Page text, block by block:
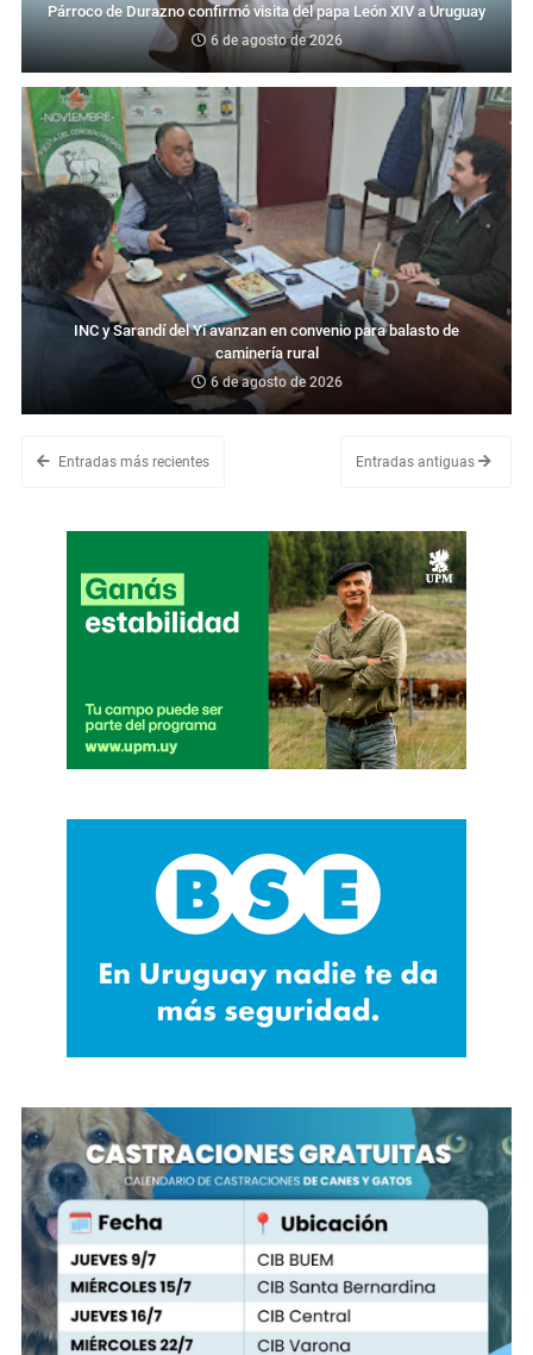
Párroco de Durazno confirmó visita del papa León XIV a Uruguay
6 de agosto de 2026
INC y Sarandí del Yí avanzan en convenio para balasto de
caminería rural
6 de agosto de 2026
Entradas más recientes Entradas antiguas